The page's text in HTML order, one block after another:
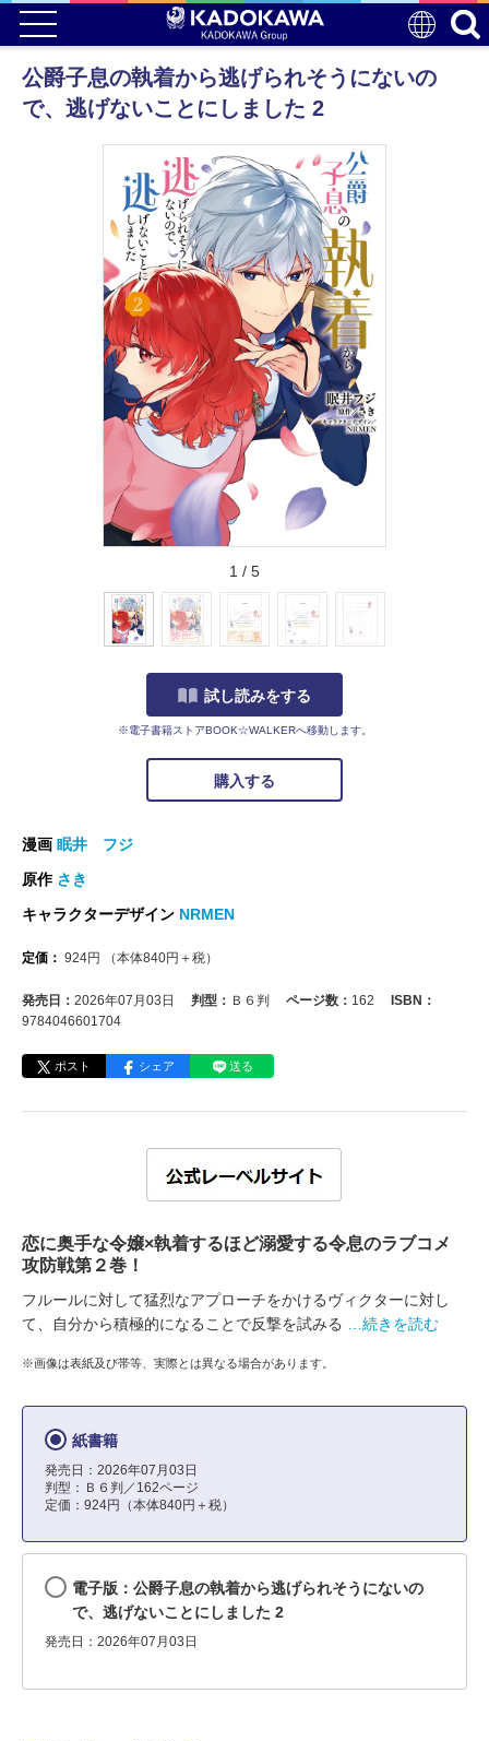
公爵子息の執着から逃げられそうにないの
で、逃げないことにしました 2
1 / 5
試し読みをする
※電子書籍ストアBOOK☆WALKERへ移動します。
購入する
漫画 眠井 フジ
原作 さき
キャラクターデザイン NRMEN
定価： 924円 （本体840円＋税）
発売日： 2026年07月03日 判型： Ｂ６判 ページ数： 162
ISBN：
9784046601704
ポスト シェア 送る
恋に奥手な令嬢×執着するほど溺愛する令息のラブコメ
攻防戦第２巻！
フルールに対して猛烈なアプローチをかけるヴィクターに対し
て、自分から積極的になることで反撃を試みる
…続きを読む
※画像は表紙及び帯等、実際とは異なる場合があります。
紙書籍
発売日：2026年07月03日
判型：Ｂ６判／162ページ
定価：924円（本体840円＋税）
電子版：公爵子息の執着から逃げられそうにないの
で、逃げないことにしました 2
発売日：2026年07月03日